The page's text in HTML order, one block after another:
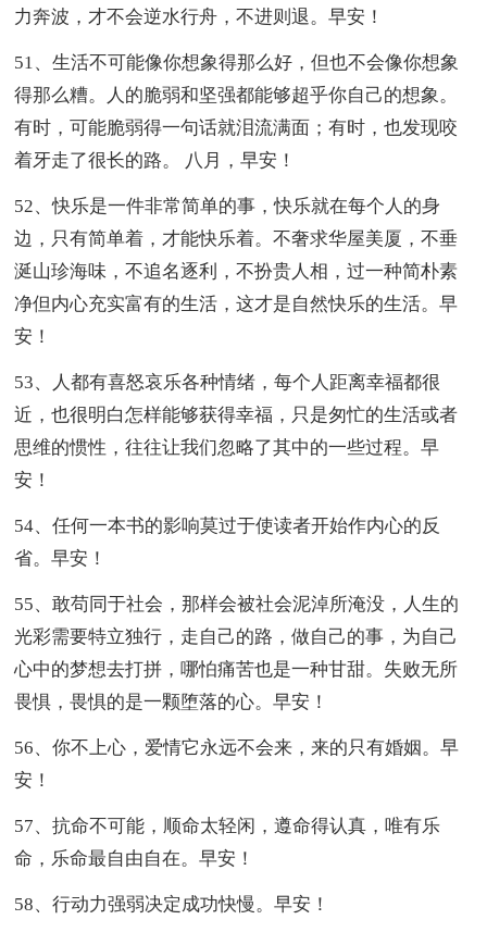
力奔波，才不会逆水行舟，不进则退。早安！
51、生活不可能像你想象得那么好，但也不会像你想象
得那么糟。人的脆弱和坚强都能够超乎你自己的想象。
有时，可能脆弱得一句话就泪流满面；有时，也发现咬
着牙走了很长的路。 八月，早安！
52、快乐是一件非常简单的事，快乐就在每个人的身
边，只有简单着，才能快乐着。不奢求华屋美厦，不垂
涎山珍海味，不追名逐利，不扮贵人相，过一种简朴素
净但内心充实富有的生活，这才是自然快乐的生活。早
安！
53、人都有喜怒哀乐各种情绪，每个人距离幸福都很
近，也很明白怎样能够获得幸福，只是匆忙的生活或者
思维的惯性，往往让我们忽略了其中的一些过程。早
安！
54、任何一本书的影响莫过于使读者开始作内心的反
省。早安！
55、敢苟同于社会，那样会被社会泥淖所淹没，人生的
光彩需要特立独行，走自己的路，做自己的事，为自己
心中的梦想去打拼，哪怕痛苦也是一种甘甜。失败无所
畏惧，畏惧的是一颗堕落的心。早安！
56、你不上心，爱情它永远不会来，来的只有婚姻。早
安！
57、抗命不可能，顺命太轻闲，遵命得认真，唯有乐
命，乐命最自由自在。早安！
58、行动力强弱决定成功快慢。早安！